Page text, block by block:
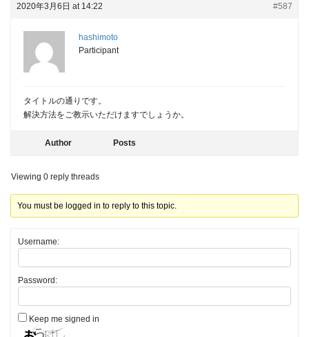
2020年3月6日 at 14:22 #587
hashimoto
Participant
タイトルの通りです。
解決方法をご教示いただけますでしょうか。
Author Posts
Viewing 0 reply threads
You must be logged in to reply to this topic.
Username:
Password:
Keep me signed in